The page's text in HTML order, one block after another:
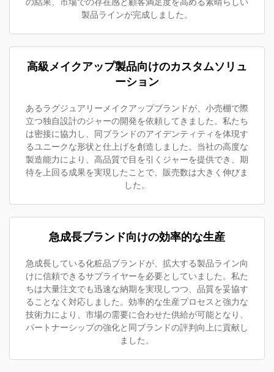
製品ラインが完成しました。
高級メイクアップ製品向けのカスタムソリュ
ーション
あるラグジュアリーメイクアップブランドが、小売棚で際
立つ独自設計のジャーの開発を依頼してきました。私たち
は密接に協力し、同ブランドのアイデンティティを体現す
るユニークな形状と仕上げを創造しました。当社の高度な
製造能力により、高品質で目を引くジャーを提供でき、期
待を上回る成果を実現したことで、販売数は大きく伸びま
した。
急成長ブランド向けの効率的な生産
急成長している化粧品ブランドが、拡大する製品ライン向
けに信頼できるサプライヤーを必要としていました。私た
ちは大量注文でも迅速な納期を実現しつつ、品質を妥協す
ることなく対応しました。効率的な生産プロセスと強力な
技術力により、市場の需要に合わせた供給が可能となり、
パートナーシップの強化と同ブランドの評判向上に貢献し
ました。